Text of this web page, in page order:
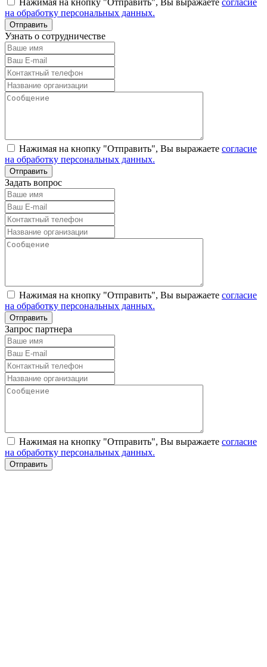
на обработку персональных данных.
Узнать о сотрудничестве
Нажимая на кнопку "Отправить", Вы выражаете согласие
на обработку персональных данных.
Задать вопрос
Нажимая на кнопку "Отправить", Вы выражаете согласие
на обработку персональных данных.
Запрос партнера
Нажимая на кнопку "Отправить", Вы выражаете согласие
на обработку персональных данных.